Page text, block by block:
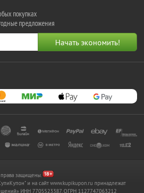
покупках
предложения
защищены.
и на сайт www.kupikupon.ru принадлежат
ИНН 7705523387, ОГРН 1127747063212